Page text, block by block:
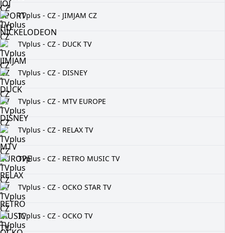
TVplus - CZ - JIMJAM CZ
TVplus - CZ - DUCK TV
TVplus - CZ - DISNEY
TVplus - CZ - MTV EUROPE
TVplus - CZ - RELAX TV
TVplus - CZ - RETRO MUSIC TV
TVplus - CZ - OCKO STAR TV
TVplus - CZ - OCKO TV